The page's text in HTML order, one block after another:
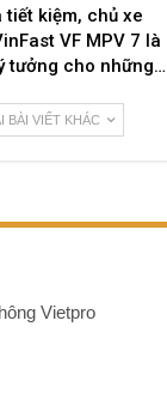
tiết kiệm, chủ xe
VF MPV 7 là
tưởng cho những…
BÀI VIẾT KHÁC
Vietpro